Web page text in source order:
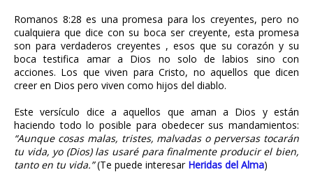
Romanos 8:28 es una promesa para los creyentes, pero no
cualquiera que dice con su boca ser creyente, esta promesa
son para verdaderos creyentes , esos que su corazón y su
boca testifica amar a Dios no solo de labios sino con
acciones. Los que viven para Cristo, no aquellos que dicen
creer en Dios pero viven como hijos del diablo.
Este versículo dice a aquellos que aman a Dios y están
haciendo todo lo posible para obedecer sus mandamientos:
“Aunque cosas malas, tristes, malvadas o perversas tocarán
tu vida, yo (Dios) las usaré para finalmente producir el bien,
tanto en tu vida.”(Te puede interesar Heridas del Alma)